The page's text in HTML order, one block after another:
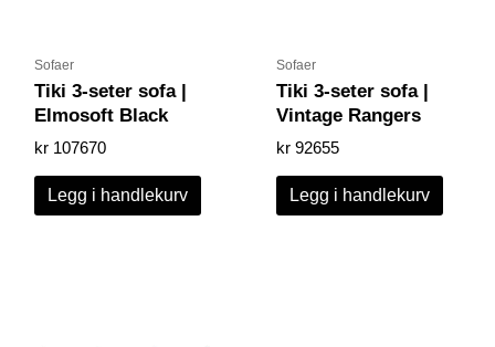
Sofaer
Tiki 3-seter sofa |
Elmosoft Black
kr 107670
Legg i handlekurv
Sofaer
Tiki 3-seter sofa |
Vintage Rangers
kr 92655
Legg i handlekurv